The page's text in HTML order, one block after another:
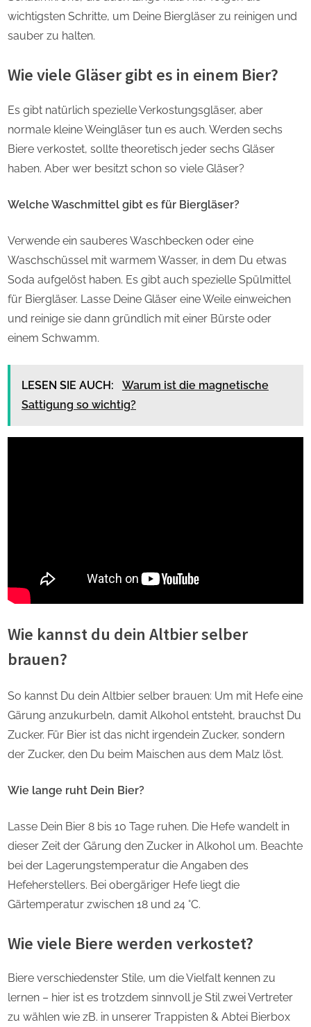
wichtigsten Schritte, um Deine Biergläser zu reinigen und
sauber zu halten.
Wie viele Gläser gibt es in einem Bier?
Es gibt natürlich spezielle Verkostungsgläser, aber
normale kleine Weingläser tun es auch. Werden sechs
Biere verkostet, sollte theoretisch jeder sechs Gläser
haben. Aber wer besitzt schon so viele Gläser?
Welche Waschmittel gibt es für Biergläser?
Verwende ein sauberes Waschbecken oder eine
Waschschüssel mit warmem Wasser, in dem Du etwas
Soda aufgelöst haben. Es gibt auch spezielle Spülmittel
für Biergläser. Lasse Deine Gläser eine Weile einweichen
und reinige sie dann gründlich mit einer Bürste oder
einem Schwamm.
LESEN SIE AUCH:
Warum ist die magnetische
Sattigung so wichtig?
Wie kannst du dein Altbier selber
brauen?
So kannst Du dein Altbier selber brauen: Um mit Hefe eine
Gärung anzukurbeln, damit Alkohol entsteht, brauchst Du
Zucker. Für Bier ist das nicht irgendein Zucker, sondern
der Zucker, den Du beim Maischen aus dem Malz löst.
Wie lange ruht Dein Bier?
Lasse Dein Bier 8 bis 10 Tage ruhen. Die Hefe wandelt in
dieser Zeit der Gärung den Zucker in Alkohol um. Beachte
bei der Lagerungstemperatur die Angaben des
Hefeherstellers. Bei obergäriger Hefe liegt die
Gärtemperatur zwischen 18 und 24 °C.
Wie viele Biere werden verkostet?
Biere verschiedenster Stile, um die Vielfalt kennen zu
lernen – hier ist es trotzdem sinnvoll je Stil zwei Vertreter
zu wählen wie zB. in unserer Trappisten & Abtei Bierbox